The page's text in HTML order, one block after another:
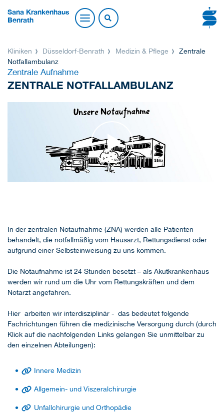
Sana Krankenhaus
Benrath
Kliniken Düsseldorf-Benrath Medizin & Pflege
Zentrale
Notfallambulanz
Zentrale Aufnahme
ZENTRALE NOTFALLAMBULANZ
In der zentralen Notaufnahme (ZNA) werden alle Patienten
behandelt, die notfallmäßig vom Hausarzt, Rettungsdienst oder
aufgrund einer Selbsteinweisung zu uns kommen.
Die Notaufnahme ist 24 Stunden besetzt – als Akutkrankenhaus
werden wir rund um die Uhr vom Rettungskräften und dem
Notarzt angefahren.
Hier arbeiten wir interdisziplinär - das bedeutet folgende
Fachrichtungen führen die medizinische Versorgung durch (durch
Klick auf die nachfolgenden Links gelangen Sie unmittelbar zu
den einzelnen Abteilungen):
Innere Medizin
Allgemein- und Viszeralchirurgie
Unfallchirurgie und Orthopädie